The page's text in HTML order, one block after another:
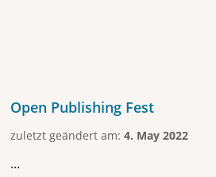
Open Publishing Fest
zuletzt geändert am: 4. May 2022
...